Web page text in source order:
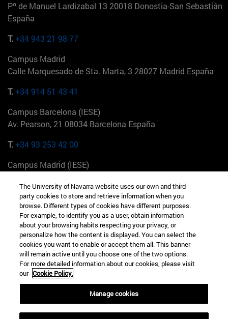
Pº de Manuel Lardizabal 13 20018 Donostia-San Sebastián
España
T.+34 943 21 98 77
Campus Madrid
Calle Marquesado de Sta. Marta, 3 28027 Madrid España
T.+34 914 51 43 41
Campus Barcelona (IESE)
Av. Pearson, 21 08034 Barcelona España
T.+34 93 253 42 00
Campus Madrid (IESE)
+34 912 11 30 00
Campus Nueva York (IESE)
165 W 57th St 10019-2201 Nueva York EE.UU
+1 646 346 8850
Campus Munich (IESE)
Maria-Theresia-Straße 15 81675 Múnich Alemania
+49 89 24209790
The University of Navarra website uses our own and third-
party cookies to store and retrieve information when you
browse. Different types of cookies have different purposes.
For example, to identify you as a user, obtain information
about your browsing habits respecting your privacy, or
personalize how the content is displayed. You can select the
cookies you want to enable or accept them all. This banner
will remain active until you choose one of the two options.
For more detailed information about our cookies, please visit
our Cookie Policy.
Manage cookies